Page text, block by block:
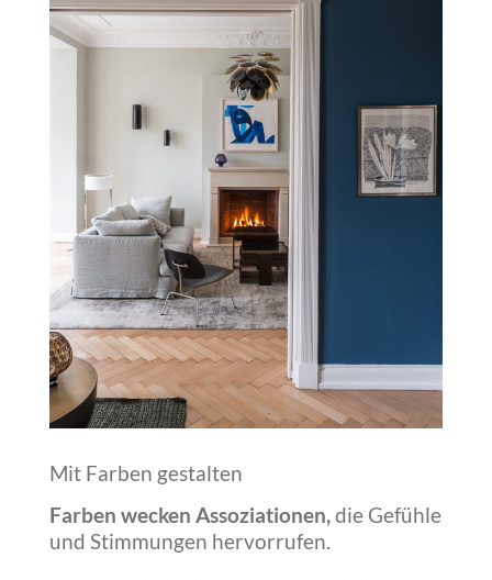
Mit Farben gestalten
Farben wecken Assoziationen,die Gefühle
und Stimmungen hervorrufen.